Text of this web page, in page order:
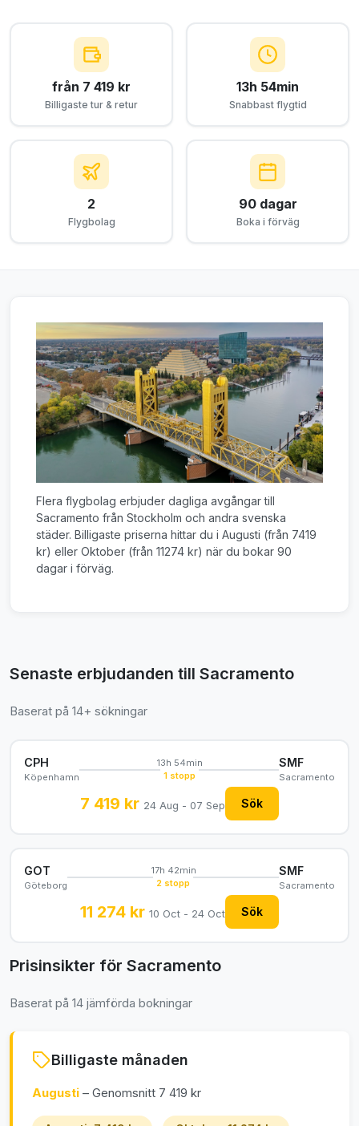
från 7 419 kr
Billigaste tur & retur
13h 54min
Snabbast flygtid
2
Flygbolag
90 dagar
Boka i förväg
Flera flygbolag erbjuder dagliga avgångar till
Sacramento från Stockholm och andra svenska
städer. Billigaste priserna hittar du i Augusti (från 7419
kr) eller Oktober (från 11274 kr) när du bokar 90
dagar i förväg.
Senaste erbjudanden till Sacramento
Baserat på 14+ sökningar
CPH
Köpenhamn
13h 54min
1 stopp
SMF
Sacramento
7 419 kr 24 Aug - 07 Sep Sök
GOT
Göteborg
17h 42min
2 stopp
SMF
Sacramento
11 274 kr 10 Oct - 24 Oct Sök
Prisinsikter för Sacramento
Baserat på 14 jämförda bokningar
Billigaste månaden
Augusti – Genomsnitt 7 419 kr